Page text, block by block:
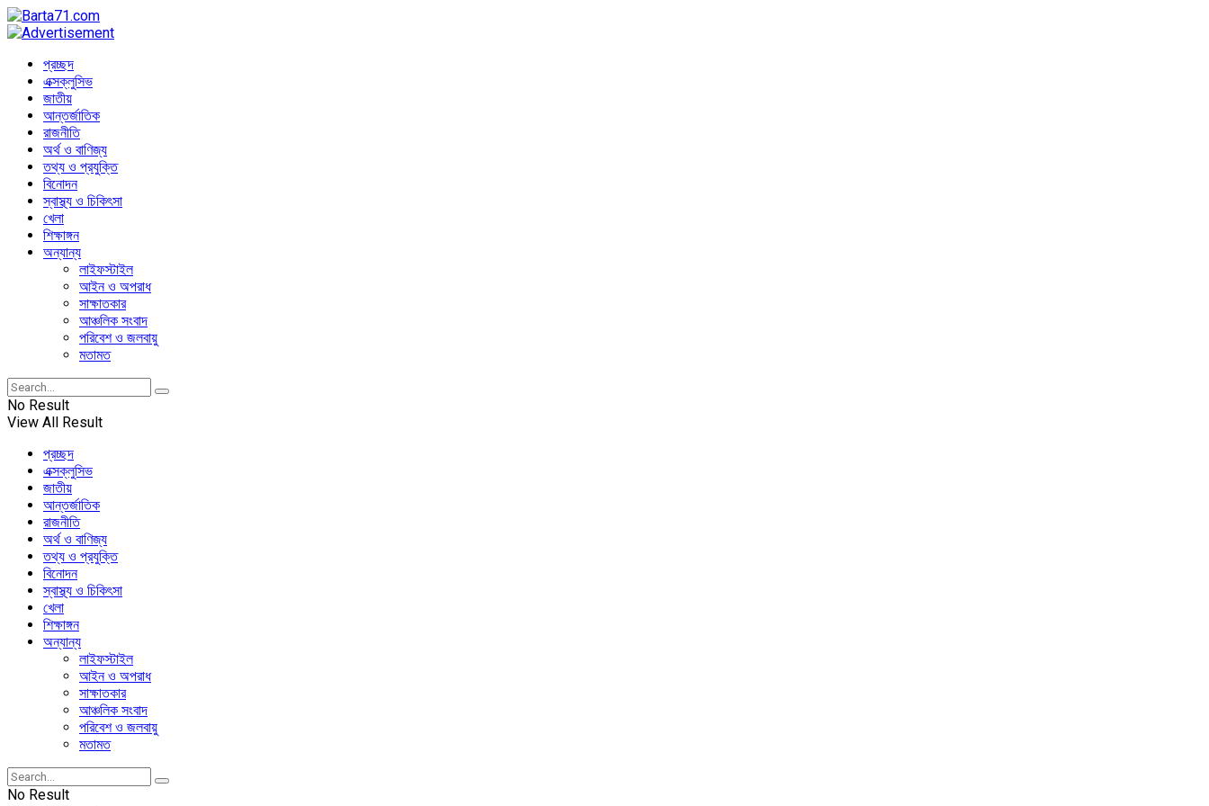
প্রচ্ছদ
এক্সক্লুসিভ
জাতীয়
আন্তর্জাতিক
রাজনীতি
অর্থ ও বাণিজ্য
তথ্য ও প্রযুক্তি
বিনোদন
স্বাস্থ্য ও চিকিৎসা
খেলা
শিক্ষাঙ্গন
অন্যান্য
লাইফস্টাইল
আইন ও অপরাধ
সাক্ষাতকার
আঞ্চলিক সংবাদ
পরিবেশ ও জলবায়ু
মতামত
No Result
View All Result
প্রচ্ছদ
এক্সক্লুসিভ
জাতীয়
আন্তর্জাতিক
রাজনীতি
অর্থ ও বাণিজ্য
তথ্য ও প্রযুক্তি
বিনোদন
স্বাস্থ্য ও চিকিৎসা
খেলা
শিক্ষাঙ্গন
অন্যান্য
লাইফস্টাইল
আইন ও অপরাধ
সাক্ষাতকার
আঞ্চলিক সংবাদ
পরিবেশ ও জলবায়ু
মতামত
No Result